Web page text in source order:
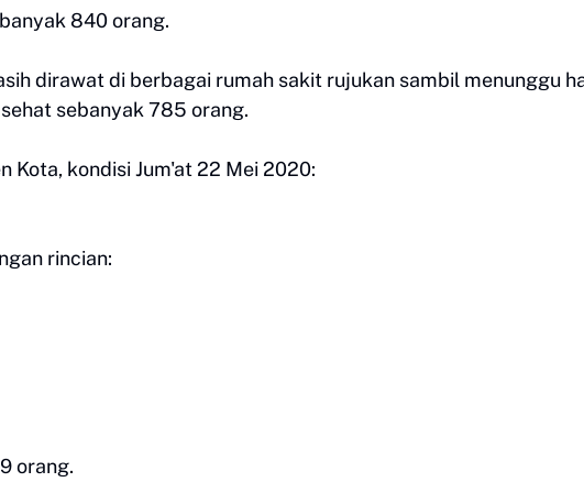
840 orang.
dirawat di berbagai rumah sakit rujukan sambil menunggu
sebanyak 785 orang.
Kota, kondisi Jum'at 22 Mei 2020:
rincian:
orang.